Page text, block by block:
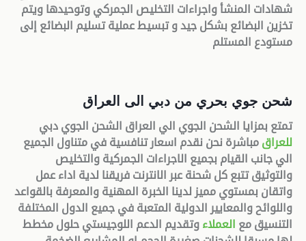
شهادات المنشأ واجراءات التخليص الجمركي وتوحيدها ويتم
تخزين البضائع بشكل جيد و تبسيط عملية تسليم البضائع إلى
مستودع المستلم
شحن جوي بحري من دبي الى العراق
تمتع بمزايا الشحن الجوي الي العراق الشحن الجوي دبي
للعراق مباشرة نحن نقدم اسعار تنافسية في متناول الجميع
الي جانب القيام بجميع الاجراءات الجمركية والتخليص
والتوثيق تتبع كل شحنة عبر الانترنت فريقنا لدية اداء عمل
واتقان بمستوي مميز لدينا الخبرة المهنية والمعرفة بالقواعد
واللوائح والمعايير الدولية المتعبة في جميع الدول المختلفة
التنسيق مع
العملاء وتقديم الدعم اللوجيستي حلول مخطط